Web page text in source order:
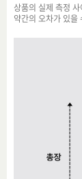
상품의 실제 측정
약간의 오차가 있을